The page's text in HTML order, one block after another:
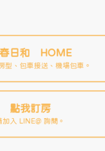
日和 HOME
型、包車接送、機場包車。
點我訂房
加入 LINE@ 詢問。